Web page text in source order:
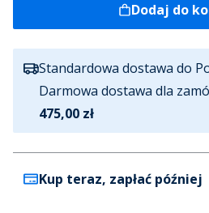
Dodaj do
Standardowa dostawa do
Darmowa dostawa dla
475,00 zł
Kup teraz, zapłać później